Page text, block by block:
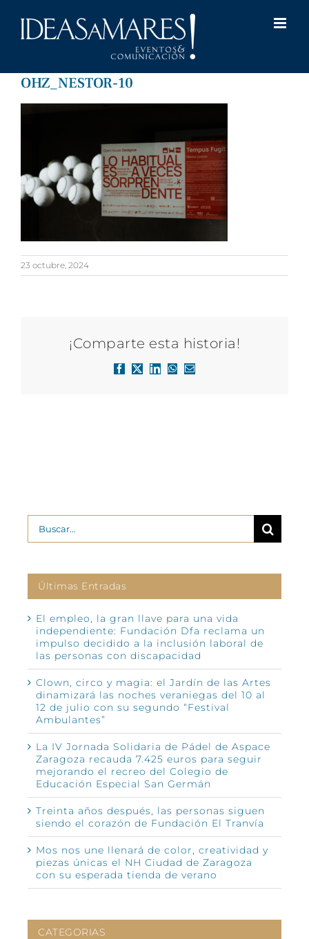
OHZ_NESTOR-10
23 octubre, 2024
¡Comparte esta historia!
Facebook
X LinkedInWhatsApp
Correo
Buscar:
Últimas Entradas
El empleo, la gran llave para una vida
independiente: Fundación Dfa reclama un
impulso decidido a la inclusión laboral de
las personas con discapacidad
Clown, circo y magia: el Jardín de las Artes
dinamizará las noches veraniegas del 10 al
12 de julio con su segundo “Festival
Ambulantes”
La IV Jornada Solidaria de Pádel de Aspace
Zaragoza recauda 7.425 euros para seguir
mejorando el recreo del Colegio de
Educación Especial San Germán
Treinta años después, las personas siguen
siendo el corazón de Fundación El Tranvía
Mos nos une llenará de color, creatividad y
piezas únicas el NH Ciudad de Zaragoza
con su esperada tienda de verano
CATEGORIAS